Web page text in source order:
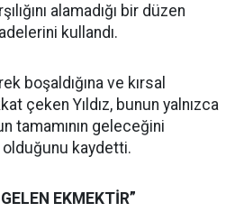
alamadığı bir düzen
kullandı.
boşaldığına ve kırsal
çeken Yıldız, bunun yalnızca
tamamının geleceğini
kaydetti.
EKMEKTİR”